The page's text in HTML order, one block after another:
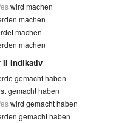
wird machen
machen
machen
machen
II Indikativ
gemacht haben
gemacht haben
wird gemacht haben
gemacht haben